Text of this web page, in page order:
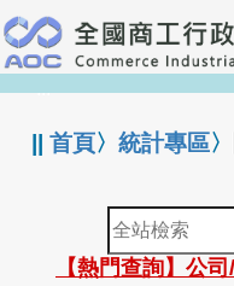
跳
到
主
要
:::
||首頁〉統計專區〉
全
站
檢
【熱門查詢】公